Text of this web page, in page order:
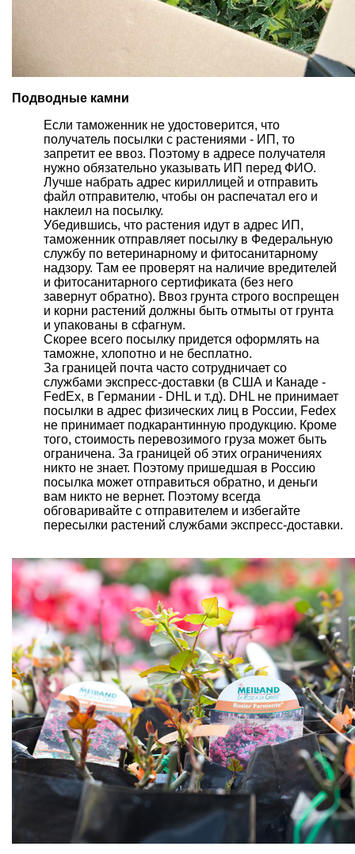
Подводные камни
Если таможенник не удостоверится, что
получатель посылки с растениями - ИП, то
запретит ее ввоз. Поэтому в адресе получателя
нужно обязательно указывать ИП перед ФИО.
Лучше набрать адрес кириллицей и отправить
файл отправителю, чтобы он распечатал его и
наклеил на посылку.
Убедившись, что растения идут в адрес ИП,
таможенник отправляет посылку в Федеральную
службу по ветеринарному и фитосанитарному
надзору. Там ее проверят на наличие вредителей
и фитосанитарного сертификата (без него
завернут обратно). Ввоз грунта строго воспрещен
и корни растений должны быть отмыты от грунта
и упакованы в сфагнум.
Скорее всего посылку придется оформлять на
таможне, хлопотно и не бесплатно.
За границей почта часто сотрудничает со
службами экспресс-доставки (в США и Канаде -
FedEx, в Германии - DHL и т.д). DHL не принимает
посылки в адрес физических лиц в России, Fedex
не принимает подкарантинную продукцию. Кроме
того, стоимость перевозимого груза может быть
ограничена. За границей об этих ограничениях
никто не знает. Поэтому пришедшая в Россию
посылка может отправиться обратно, и деньги
вам никто не вернет. Поэтому всегда
обговаривайте с отправителем и избегайте
пересылки растений службами экспресс-доставки.